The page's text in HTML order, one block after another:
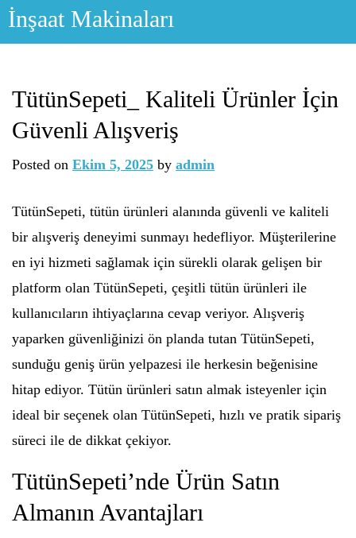
Skip
İnşaat Makinaları
TütünSepeti_ Kaliteli Ürünler İçin
Güvenli Alışveriş
Posted on Ekim 5, 2025 by admin
TütünSepeti, tütün ürünleri alanında güvenli ve kaliteli
bir alışveriş deneyimi sunmayı hedefliyor. Müşterilerine
en iyi hizmeti sağlamak için sürekli olarak gelişen bir
platform olan TütünSepeti, çeşitli tütün ürünleri ile
kullanıcıların ihtiyaçlarına cevap veriyor. Alışveriş
yaparken güvenliğinizi ön planda tutan TütünSepeti,
sunduğu geniş ürün yelpazesi ile herkesin beğenisine
hitap ediyor. Tütün ürünleri satın almak isteyenler için
ideal bir seçenek olan TütünSepeti, hızlı ve pratik sipariş
süreci ile de dikkat çekiyor.
TütünSepeti’nde Ürün Satın
Almanın Avantajları